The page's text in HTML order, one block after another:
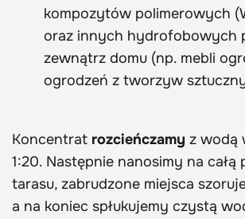
kompozytów polimerowych
oraz innych hydrofobowych
zewnątrz domu (np. mebli
ogrodzeń z tworzyw
Koncentrat rozcieńczamy z wodą
1:20. Następnie nanosimy na całą
tarasu, zabrudzone miejsca
a na koniec spłukujemy czystą